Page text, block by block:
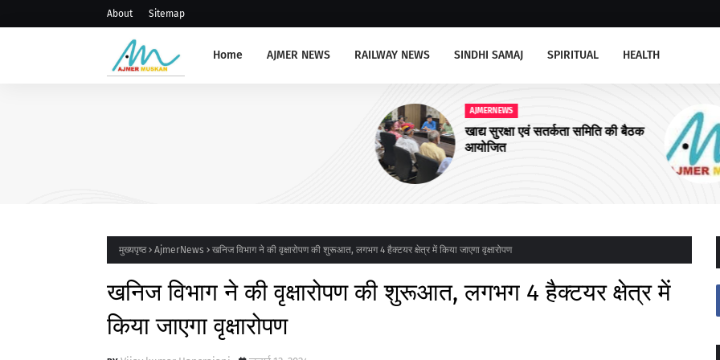
About Sitemap
Home AJMER NEWS RAILWAY NEWS SINDHI SAMAJ SPIRITUAL HEALTH
खाद्य सुरक्षा एवं सतर्कता समिति की बैठक
AJMERNEWS
सिविक अमिनिटीज के कार्य करें तत्काल-
जिला कलक्टर
मुख्यपृष्ठ AjmerNews खनिज विभाग ने की वृक्षारोपण की शुरूआत, लगभग 4 हैक्टयर क्षेत्र में किया जाएगा वृक्षारोपण
खनिज विभाग ने की वृक्षारोपण की शुरूआत, लगभग 4 हैक्टयर क्षेत्र में
किया जाएगा वृक्षारोपण